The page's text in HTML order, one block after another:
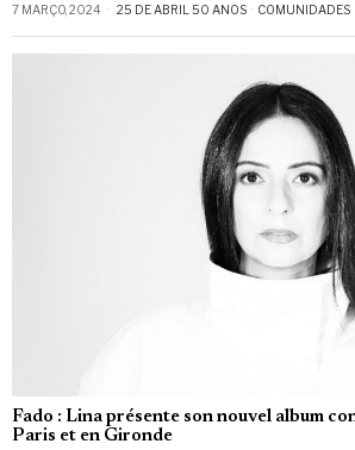
7 MARÇO, 2024 25 DE ABRIL 50 ANOS · COMUNIDADES
Fado : Lina présente son nouvel album
Paris et en Gironde